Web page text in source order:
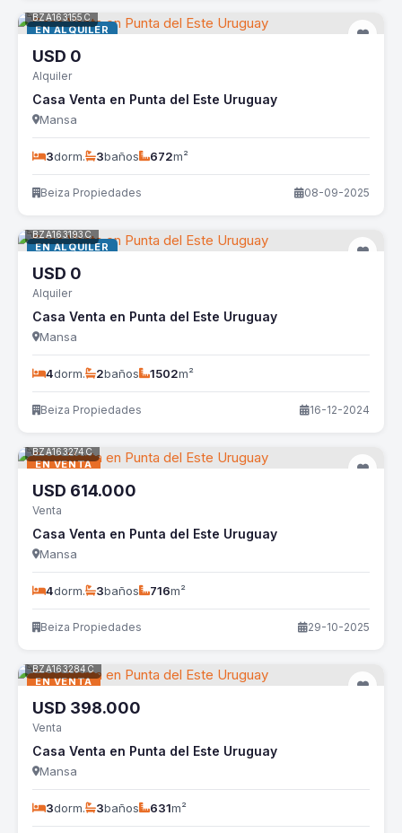
EN ALQUILER
BZA163155C
USD 0
Alquiler
Casa Venta en Punta del Este Uruguay
Mansa
3dorm. 3baños 672m²
Beiza Propiedades 08-09-2025
EN ALQUILER
BZA163193C
USD 0
Alquiler
Casa Venta en Punta del Este Uruguay
Mansa
4dorm. 2baños 1502m²
Beiza Propiedades 16-12-2024
EN VENTA
BZA163274C
USD 614.000
Venta
Casa Venta en Punta del Este Uruguay
Mansa
4dorm. 3baños 716m²
Beiza Propiedades 29-10-2025
EN VENTA
BZA163284C
USD 398.000
Venta
Casa Venta en Punta del Este Uruguay
Mansa
3dorm. 3baños 631m²